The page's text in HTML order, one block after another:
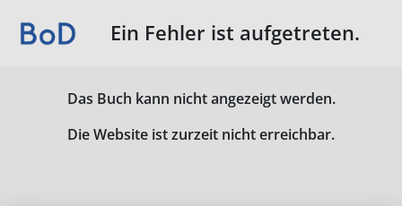
Ein Fehler ist aufgetreten.
Das Buch kann nicht angezeigt werden.
Die Website ist zurzeit nicht erreichbar.